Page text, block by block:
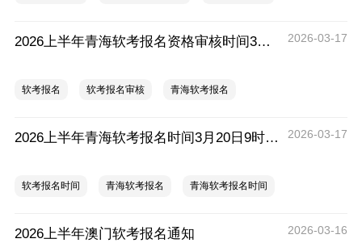
2026上半年青海软考报名资格审核时间3月20日9时—3月31日18时 2026-03-17
软考报名 软考报名审核 青海软考报名
2026上半年青海软考报名时间3月20日9时—3月30日18时 2026-03-17
软考报名时间 青海软考报名 青海软考报名时间
2026上半年澳门软考报名通知 2026-03-16